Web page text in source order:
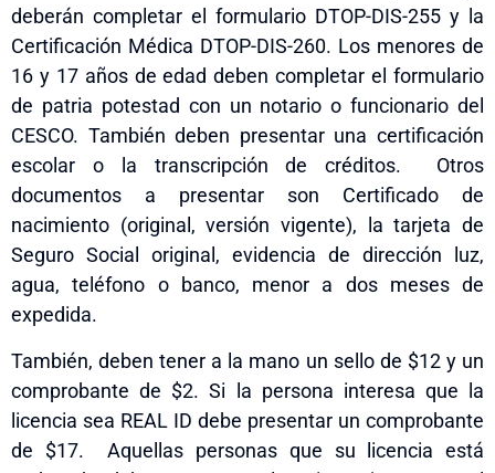
deberán completar el formulario DTOP-DIS-255 y la
Certificación Médica DTOP-DIS-260. Los menores de
16 y 17 años de edad deben completar el formulario
de patria potestad con un notario o funcionario del
CESCO. También deben presentar una certificación
escolar o la transcripción de créditos. Otros
documentos a presentar son Certificado de
nacimiento (original, versión vigente), la tarjeta de
Seguro Social original, evidencia de dirección luz,
agua, teléfono o banco, menor a dos meses de
expedida.
También, deben tener a la mano un sello de $12 y un
comprobante de $2. Si la persona interesa que la
licencia sea REAL ID debe presentar un comprobante
de $17. Aquellas personas que su licencia está